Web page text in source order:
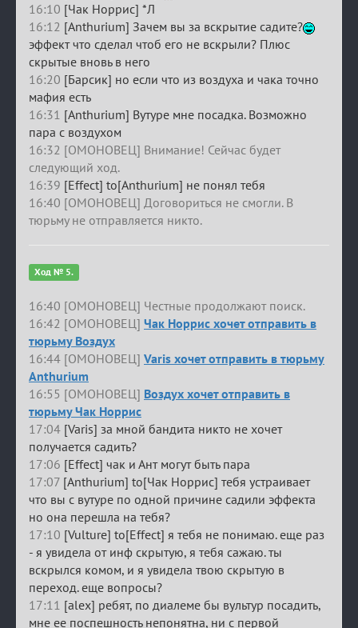
16:10 [Чак Норрис] *Л
16:12 [Anthurium] Зачем вы за вскрытие садите?
эффект что сделал чтоб его не вскрыли? Плюс
скрытые вновь в него
16:20 [Барсик] но если что из воздуха и чака точно
мафия есть
16:31 [Anthurium] Вутуре мне посадка. Возможно
пара с воздухом
16:32 [ОМОНОВЕЦ] Внимание! Сейчас будет
следующий ход.
16:39 [Effect] to[Anthurium] не понял тебя
16:40 [ОМОНОВЕЦ] Договориться не смогли. В
тюрьму не отправляется никто.
Ход № 5.
16:40 [ОМОНОВЕЦ] Честные продолжают поиск.
16:42 [ОМОНОВЕЦ] Чак Норрис хочет отправить в
тюрьму Воздух
16:44 [ОМОНОВЕЦ] Varis хочет отправить в тюрьму
Anthurium
16:55 [ОМОНОВЕЦ] Воздух хочет отправить в
тюрьму Чак Норрис
17:04 [Varis] за мной бандита никто не хочет
получается садить?
17:06 [Effect] чак и Ант могут быть пара
17:07 [Anthurium] to[Чак Норрис] тебя устраивает
что вы с вутуре по одной причине садили эффекта
но она перешла на тебя?
17:10 [Vulture] to[Effect] я тебя не понимаю. еще раз
- я увидела от инф скрытую, я тебя сажаю. ты
вскрылся комом, и я увидела твою скрытую в
переход. еще вопросы?
17:11 [alex] ребят, по диалеме бы вультур посадить,
мне ее поспешность непонятна, ни с первой